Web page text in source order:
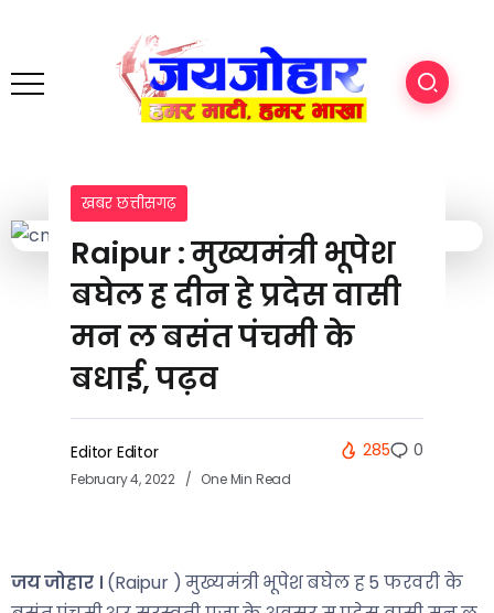
खबर छत्तीसगढ़
Raipur : मुख्यमंत्री भूपेश
बघेल ह दीन हे प्रदेस वासी
मन ल बसंत पंचमी के
बधाई, पढ़व
Editor Editor
February 4, 2022 One Min Read
285 0
जय जोहार । (Raipur ) मुख्यमंत्री भूपेश बघेल ह 5 फरवरी के